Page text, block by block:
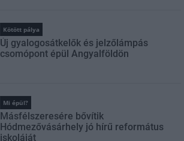
Kötött pálya
Új gyalogosátkelők és jelzőlámpás
csomópont épül Angyalföldön
Mi épül?
Másfélszeresére bővítik
Hódmezővásárhely jó hírű református
iskoláját